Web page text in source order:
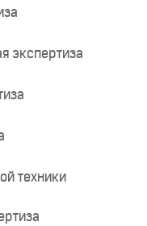
экспертиза
техники